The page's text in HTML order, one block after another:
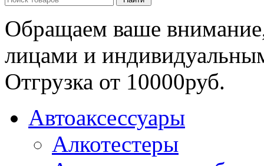
Обращаем ваше
лицами и
Отгрузка от 10000руб.
Автоаксессуары
Алкотестеры